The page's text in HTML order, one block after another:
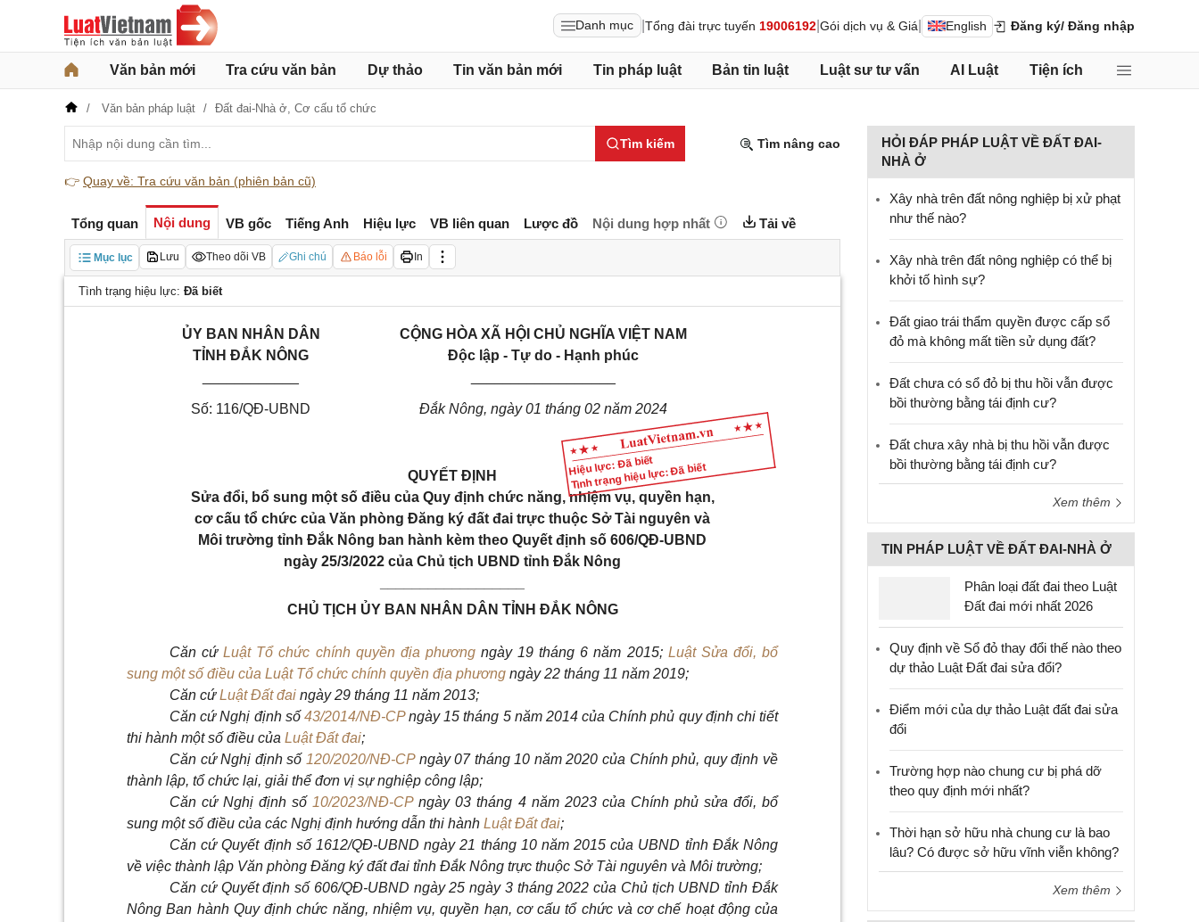
Danh mục Tổng đài trực tuyến 19006192 Gói dịch vụ & Giá English Đăng ký/ Đăng nhập
Văn bản mới Tra cứu văn bản Dự thảo Tin văn bản mới Tin pháp luật Bản tin luật Luật sư tư vấn AI Luật Tiện ích
Văn bản pháp luật Đất đai-Nhà ở, Cơ cấu tổ chức
Tìm kiếm Tìm nâng cao
👉 Quay về: Tra cứu văn bản (phiên bản cũ)
Tổng quan Nội dung VB gốc Tiếng Anh Hiệu lực VB liên quan Lược đồ Nội dung hợp nhất Tải về
Mục lục Lưu Theo dõi VB Ghi chú Báo lỗi In
Tình trạng hiệu lực: Đã biết
Hiệu lực: Đã biết
Tình trạng hiệu lực: Đã biết
ỦY BAN NHÂN DÂN
TỈNH ĐẮK NÔNG
CỘNG HÒA XÃ HỘI CHỦ NGHĨA VIỆT NAM
Độc lập - Tự do - Hạnh phúc
Số: 116/QĐ-UBND Đắk Nông, ngày 01 tháng 02 năm 2024
QUYẾT ĐỊNH
Sửa đổi, bổ sung một số điều của Quy định chức năng, nhiệm vụ, quyền hạn,
cơ cấu tổ chức của Văn phòng Đăng ký đất đai trực thuộc Sở Tài nguyên và
Môi trường tỉnh Đắk Nông ban hành kèm theo Quyết định số 606/QĐ-UBND
ngày 25/3/2022 của Chủ tịch UBND tỉnh Đắk Nông
CHỦ TỊCH ỦY BAN NHÂN DÂN TỈNH ĐẮK NÔNG
Căn cứLuật Tổ chức chính quyền địa phươngngày 19 tháng 6 năm 2015; Luật Sửa đổi, bổ
sung một số điều của Luật Tổ chức chính quyền địa phương ngày 22 tháng 11 năm 2019;
Căn cứLuật Đất đai ngày 29 tháng 11 năm 2013;
Căn cứ Nghị định số 43/2014/NĐ-CPngày 15 tháng 5 năm 2014 của Chính phủ quy định chi tiết
thi hành một số điều của Luật Đất đai;
Căn cứ Nghị định số 120/2020/NĐ-CPngày 07 tháng 10 năm 2020 của Chính phủ, quy định về
thành lập, tổ chức lại, giải thể đơn vị sự nghiệp công lập;
Căn cứ Nghị định số 10/2023/NĐ-CPngày 03 tháng 4 năm 2023 của Chính phủ sửa đổi, bổ
sung một số điều của các Nghị định hướng dẫn thi hành Luật Đất đai;
Căn cứ Quyết định số 1612/QĐ-UBND ngày 21 tháng 10 năm 2015 của UBND tỉnh Đắk Nông
về việc thành lập Văn phòng Đăng ký đất đai tỉnh Đắk Nông trực thuộc Sở Tài nguyên và Môi trường;
Căn cứ Quyết định số 606/QĐ-UBND ngày 25 ngày 3 tháng 2022 của Chủ tịch UBND tỉnh Đắk
Nông Ban hành Quy định chức năng, nhiệm vụ, quyền hạn, cơ cấu tổ chức và cơ chế hoạt động của
HỎI ĐÁP PHÁP LUẬT VỀ ĐẤT ĐAI-
NHÀ Ở
Xây nhà trên đất nông nghiệp bị xử phạt
như thế nào?
Xây nhà trên đất nông nghiệp có thể bị
khởi tố hình sự?
Đất giao trái thẩm quyền được cấp sổ
đỏ mà không mất tiền sử dụng đất?
Đất chưa có sổ đỏ bị thu hồi vẫn được
bồi thường bằng tái định cư?
Đất chưa xây nhà bị thu hồi vẫn được
bồi thường bằng tái định cư?
Xem thêm
TIN PHÁP LUẬT VỀ ĐẤT ĐAI-NHÀ Ở
Phân loại đất đai theo Luật
Đất đai mới nhất 2026
Quy định về Sổ đỏ thay đổi thế nào theo
dự thảo Luật Đất đai sửa đổi?
Điểm mới của dự thảo Luật đất đai sửa
đổi
Trường hợp nào chung cư bị phá dỡ
theo quy định mới nhất?
Thời hạn sở hữu nhà chung cư là bao
lâu? Có được sở hữu vĩnh viễn không?
Xem thêm